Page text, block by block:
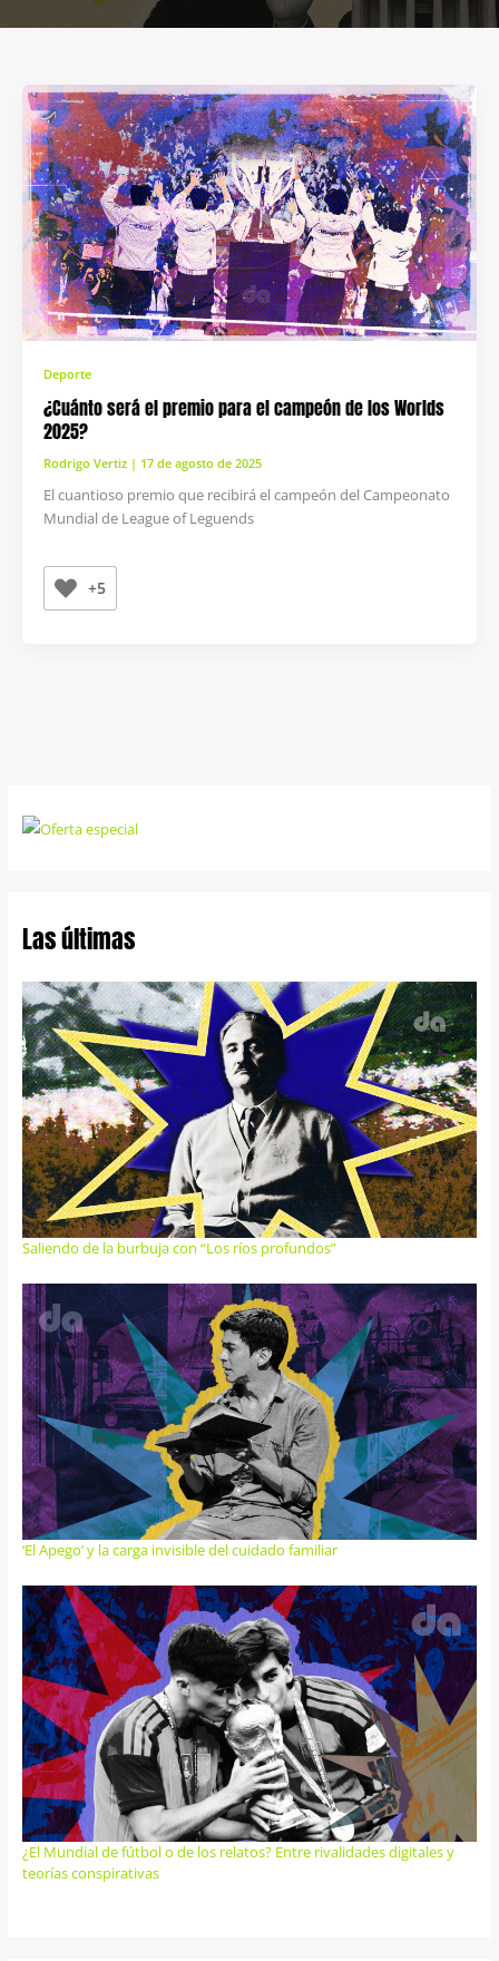
Deporte
¿Cuánto será el premio para el campeón de los Worlds
2025?
Rodrigo Vertiz | 17 de agosto de 2025
El cuantioso premio que recibirá el campeón del Campeonato
Mundial de League of Leguends
+5
Las últimas
Saliendo de la burbuja con “Los ríos profundos”
‘El Apego’ y la carga invisible del cuidado familiar
¿El Mundial de fútbol o de los relatos? Entre rivalidades digitales y
teorías conspirativas